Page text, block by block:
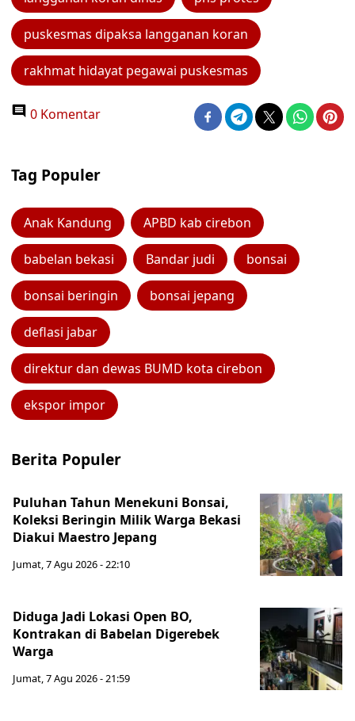
puskesmas dipaksa langganan koran
rakhmat hidayat pegawai puskesmas
0 Komentar
Tag Populer
Anak Kandung APBD kab cirebon
babelan bekasi Bandar judi bonsai
bonsai beringin bonsai jepang
deflasi jabar
direktur dan dewas BUMD kota cirebon
ekspor impor
Berita Populer
Puluhan Tahun Menekuni Bonsai,
Koleksi Beringin Milik Warga Bekasi
Diakui Maestro Jepang
Jumat, 7 Agu 2026 - 22:10
Diduga Jadi Lokasi Open BO,
Kontrakan di Babelan Digerebek
Warga
Jumat, 7 Agu 2026 - 21:59